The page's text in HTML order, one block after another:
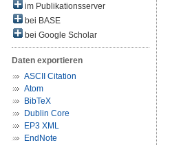
im Publikationsserver
bei BASE
bei Google Scholar
Daten exportieren
ASCII Citation
Atom
BibTeX
Dublin Core
EP3 XML
EndNote